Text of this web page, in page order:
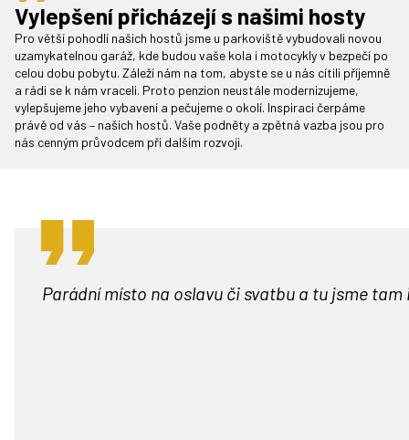
Vylepšení přicházejí s našimi hosty
Pro větší pohodlí našich hostů jsme u parkoviště vybudovali novou
uzamykatelnou garáž, kde budou vaše kola i motocykly v bezpečí po
celou dobu pobytu. Záleží nám na tom, abyste se u nás cítili příjemně
a rádi se k nám vraceli. Proto penzion neustále modernizujeme,
vylepšujeme jeho vybavení a pečujeme o okolí. Inspiraci čerpáme
právě od vás – našich hostů. Vaše podněty a zpětná vazba jsou pro
nás cenným průvodcem při dalším rozvoji.
Parádní místo na oslavu či svatbu a tu jsme